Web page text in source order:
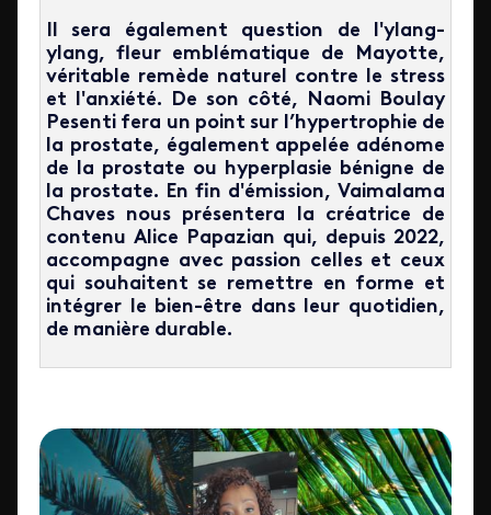
Il sera également question de l'ylang-
ylang, fleur emblématique de Mayotte,
véritable remède naturel contre le stress
et l'anxiété. De son côté, Naomi Boulay
Pesenti fera un point sur l’hypertrophie de
la prostate, également appelée adénome
de la prostate ou hyperplasie bénigne de
la prostate. En fin d'émission, Vaimalama
Chaves nous présentera la créatrice de
contenu Alice Papazian qui, depuis 2022,
accompagne avec passion celles et ceux
qui souhaitent se remettre en forme et
intégrer le bien-être dans leur quotidien,
de manière durable.
ID de la video FTV Preview